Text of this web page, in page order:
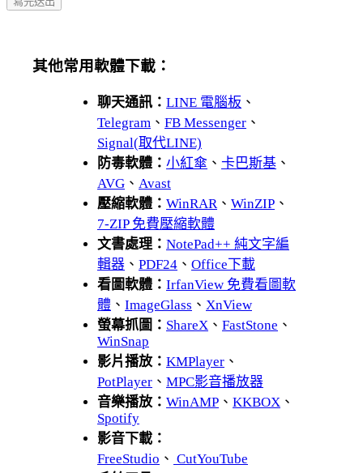
其他常用軟體下載：
聊天通訊： LINE 電腦板 、
Telegram 、 FB Messenger 、
Signal(取代LINE)
防毒軟體： 小紅傘 、 卡巴斯基 、
AVG 、 Avast
壓縮軟體： WinRAR、 WinZIP 、
7-ZIP 免費壓縮軟體
文書處理： NotePad++ 純文字編
輯器 、 PDF24 、 Office下載
看圖軟體： IrfanView 免費看圖軟
體 、 ImageGlass 、 XnView
螢幕抓圖： ShareX 、 FastStone 、
WinSnap
影片播放： KMPlayer 、
PotPlayer 、 MPC影音播放器
音樂播放： WinAMP 、 KKBOX 、
Spotify
影音下載：
FreeStudio 、 CutYouTube